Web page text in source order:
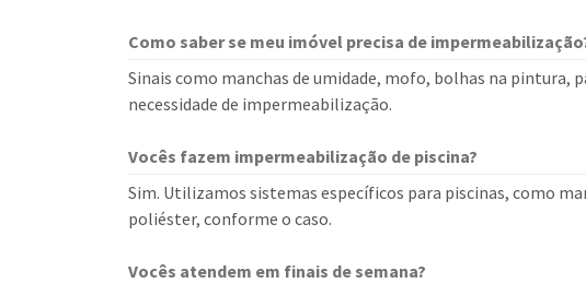
Como saber se meu imóvel precisa de
Sinais como manchas de umidade, mofo, bolhas na pintura,
necessidade de impermeabilização.
Vocês fazem impermeabilização de piscina?
Sim. Utilizamos sistemas específicos para piscinas, como
poliéster, conforme o caso.
Vocês atendem em finais de semana?